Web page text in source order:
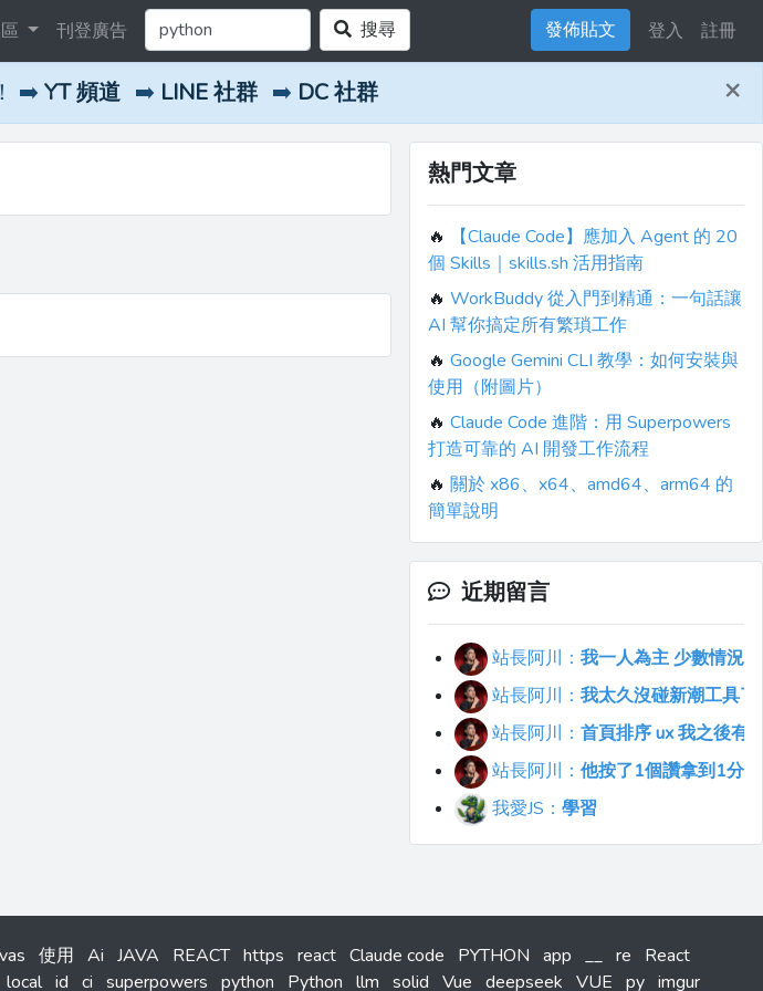
刊登廣告 搜尋 發佈貼文 登入 註冊
➡️ YT 頻道 ➡️ LINE 社群 ➡️ DC 社群 ×
熱門文章
🔥
【Claude Code】應加入 Agent 的 20
個 Skills｜skills.sh 活用指南
🔥 WorkBuddy 從入門到精通：一句話讓
AI 幫你搞定所有繁瑣工作
🔥 Google Gemini CLI 教學：如何安裝與
使用（附圖片）
🔥 Claude Code 進階：用 Superpowers
打造可靠的 AI 開發工作流程
🔥 關於 x86、x64、amd64、arm64 的
簡單說明
近期留言
站長阿川： 我一人為主 少數情況
站長阿川： 我太久沒碰新潮工具了
站長阿川： 首頁排序 ux 我之後有
站長阿川： 他按了1個讚拿到1分
我愛JS： 學習
使用 Ai JAVA REACT https react Claude code PYTHON app __ re
React
local id ci superpowers python Python llm solid Vue deepseek VUE py imgur